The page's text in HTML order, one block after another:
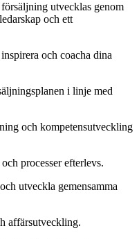
utvecklas genom
och ett
och coacha dina
i linje med
och kompetensutveckling
processer efterlevs.
utveckla gemensamma
affärsutveckling.